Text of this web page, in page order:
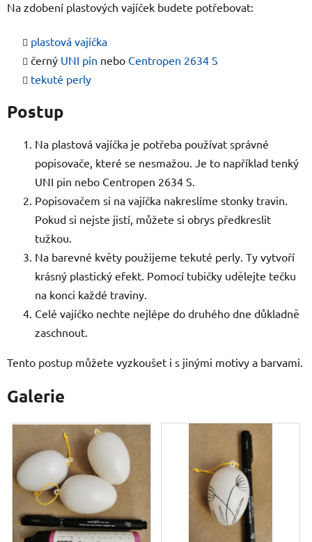
Na zdobení plastových vajíček budete potřebovat:
plastová vajíčka
černý UNI pin nebo Centropen 2634 S
tekuté perly
Postup
Na plastová vajíčka je potřeba používat správné
popisovače, které se nesmažou. Je to například tenký
UNI pin nebo Centropen 2634 S.
Popisovačem si na vajíčka nakreslíme stonky travin.
Pokud si nejste jistí, můžete si obrys předkreslit
tužkou.
Na barevné květy použijeme tekuté perly. Ty vytvoří
krásný plastický efekt. Pomocí tubičky udělejte tečku
na konci každé traviny.
Celé vajíčko nechte nejlépe do druhého dne důkladně
zaschnout.
Tento postup můžete vyzkoušet i s jinými motivy a barvami.
Galerie